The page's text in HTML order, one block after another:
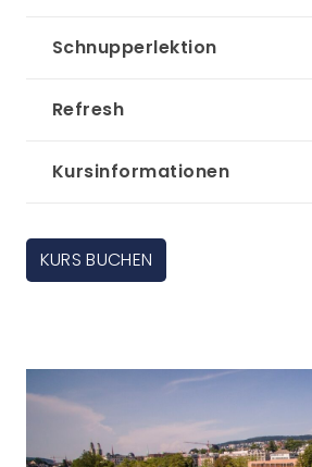
Schnupperlektion
Refresh
Kursinformationen
KURS BUCHEN